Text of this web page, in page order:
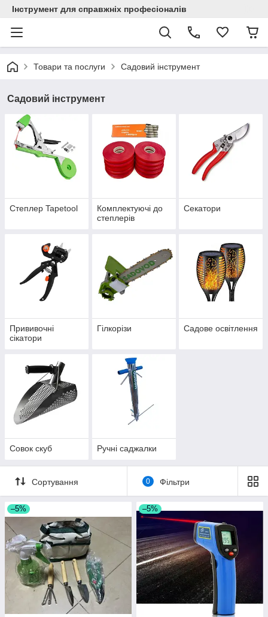
Інструмент для справжніх професіоналів
Товари та послуги Садовий інструмент
Садовий інструмент
Степлер Tapetool
Комплектуючі до
степлерів
Секатори
Прививочні
сікатори
Гілкорізи Садове освітлення
Совок скуб Ручні саджалки
Сортування 0 Фільтри
–5% –5%